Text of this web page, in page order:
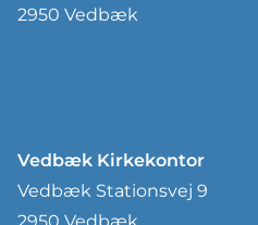
2950 Vedbæk
Vedbæk Kirkekontor
Vedbæk Stationsvej 9